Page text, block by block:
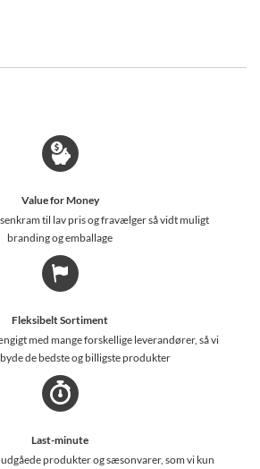
Value for Money
til lav pris og fravælger så vidt muligt
branding og emballage
Fleksibelt Sortiment
med mange forskellige leverandører, så vi
de bedste og billigste produkter
Last-minute
produkter og sæsonvarer, som vi kun